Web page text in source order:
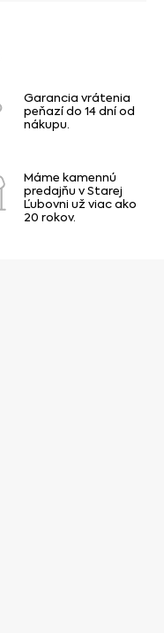
Garancia vrátenia
peňazí do 14 dní od
nákupu.
Máme kamennú
predajňu v Starej
Ľubovni už viac ako
20 rokov.